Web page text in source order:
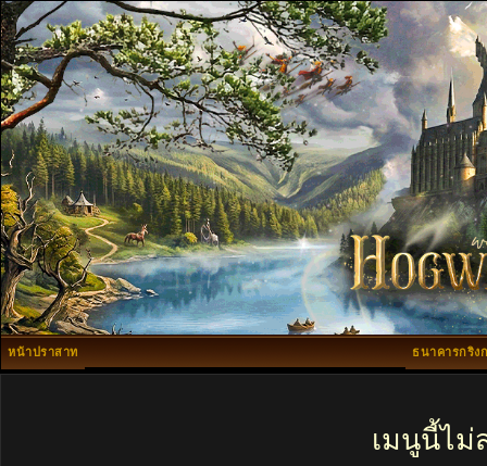
หน้าปราสาท ธนาคารกริง
เมนูนี้ไม่